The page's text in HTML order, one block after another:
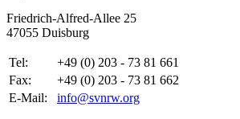
Friedrich-Alfred-Allee 25
47055 Duisburg
Tel:
+49 (0) 203 - 73 81 661
Fax:
+49 (0) 203 - 73 81 662
E-Mail:
info@svnrw.org